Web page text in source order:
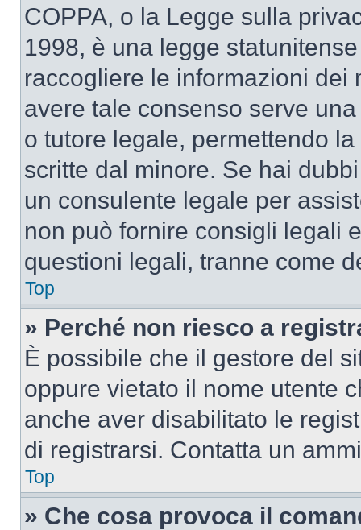
COPPA, o la Legge sulla
1998, è una legge
raccogliere le informazioni dei
avere tale consenso serve
o tutore legale, permettendo
scritte dal minore. Se hai
un consulente legale per
non può fornire consigli legali
questioni legali, tranne come
Top
» Perché non riesco a
È possibile che il gestore del
oppure vietato il nome utente
anche aver disabilitato le
di registrarsi. Contatta un
Top
» Che cosa provoca il